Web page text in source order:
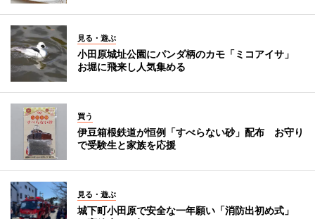
見る・遊ぶ
小田原城址公園にパンダ柄のカモ「ミコアイサ」
お堀に飛来し人気集める
買う
伊豆箱根鉄道が恒例「すべらない砂」配布 お守り
で受験生と家族を応援
見る・遊ぶ
城下町小田原で安全な一年願い「消防出初め式」